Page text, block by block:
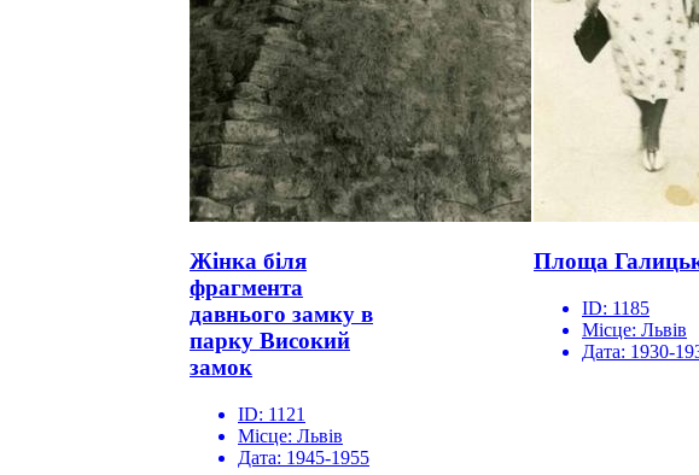
Жінка біля
фрагмента
давнього замку в
парку Високий
замок
ID: 1121
Місце: Львів
Дата: 1945-1955
Площа
ID: 1185
Місце: Львів
Дата: 1930-